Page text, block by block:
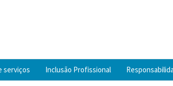
serviços Inclusão Profissional